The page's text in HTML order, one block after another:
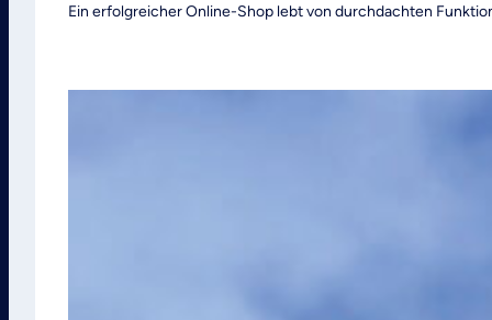
Ein erfolgreicher Online-Shop lebt von durchdachten